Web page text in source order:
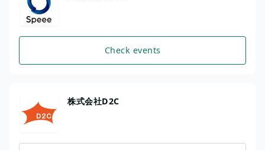
Check events
株式会社D2C